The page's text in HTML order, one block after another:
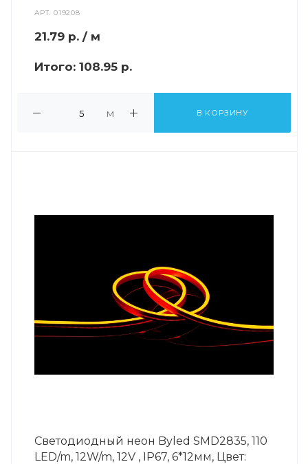
АРТ.019208
21.79 р. / м
Итого: 108.95 р.
м В КОРЗИНУ
Светодиодный неон Byled SMD2835, 110
LED/m, 12W/m, 12V , IP67, 6*12мм, Цвет: